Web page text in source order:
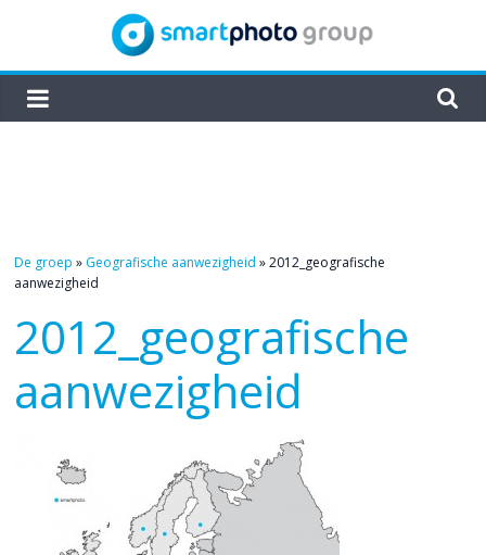
content
smartphoto
De groep » Geografische aanwezigheid »2012_geografische
aanwezigheid
2012_geografische
aanwezigheid